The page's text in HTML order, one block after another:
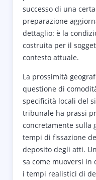
successo di una
preparazione
dettaglio: è la
costruita per il
contesto attuale.
La prossimità
questione di
specificità locali del
tribunale ha prassi
concretamente sulla
tempi di fissazione
deposito degli atti.
sa come muoversi in
i tempi realistici di